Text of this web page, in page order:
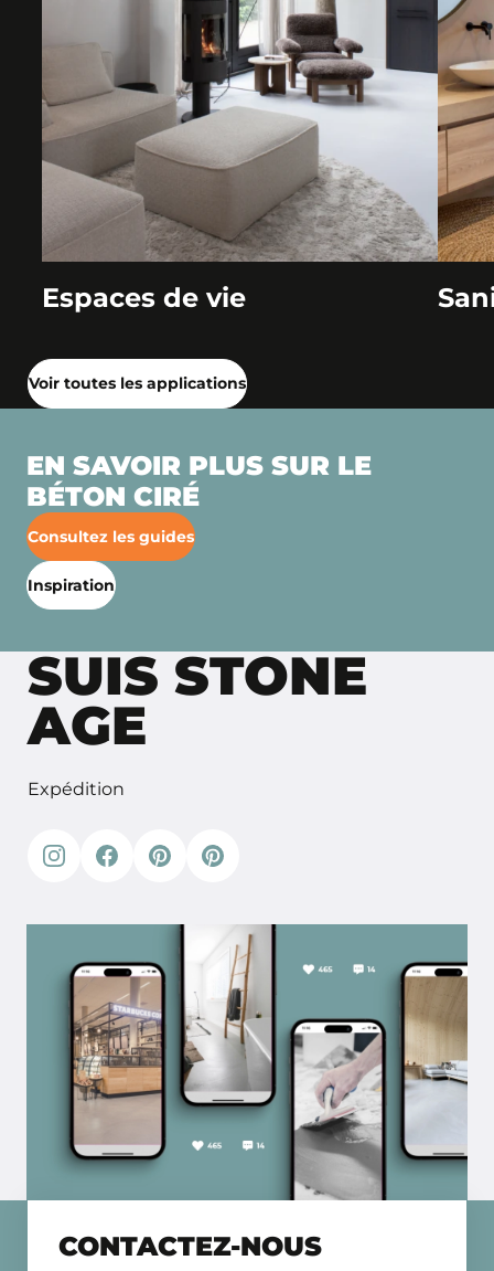
Espaces de vie
Voir toutes les applications
EN SAVOIR PLUS SUR LE
BÉTON CIRÉ
Consultez les guides
Inspiration
SUIS STONE
AGE
Expédition
CONTACTEZ-NOUS